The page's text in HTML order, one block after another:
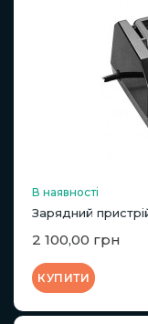
В наявності
Зарядний
2 100,00 грн
КУПИТИ